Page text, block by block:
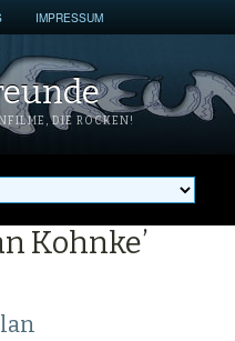
IMPRESSUM
DIE ROCKEN!
Kohnke’